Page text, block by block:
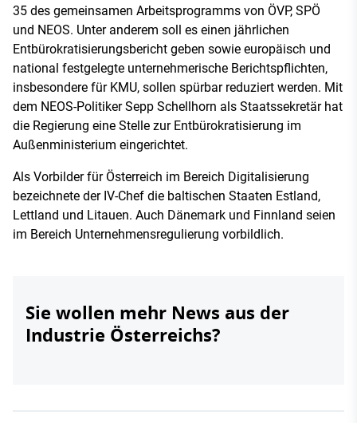
35 des gemeinsamen Arbeitsprogramms von ÖVP, SPÖ
und NEOS. Unter anderem soll es einen jährlichen
Entbürokratisierungsbericht geben sowie europäisch und
national festgelegte unternehmerische Berichtspflichten,
insbesondere für KMU, sollen spürbar reduziert werden. Mit
dem NEOS-Politiker Sepp Schellhorn als Staatssekretär hat
die Regierung eine Stelle zur Entbürokratisierung im
Außenministerium eingerichtet.
Als Vorbilder für Österreich im Bereich Digitalisierung
bezeichnete der IV-Chef die baltischen Staaten Estland,
Lettland und Litauen. Auch Dänemark und Finnland seien
im Bereich Unternehmensregulierung vorbildlich.
Sie wollen mehr News aus der
Industrie Österreichs?